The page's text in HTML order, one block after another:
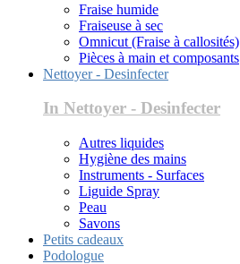
Fraise humide
Fraiseuse à sec
Omnicut (Fraise à callosités)
Pièces à main et composants
Nettoyer - Desinfecter
In Nettoyer - Desinfecter
Autres liquides
Hygiène des mains
Instruments - Surfaces
Liguide Spray
Peau
Savons
Petits cadeaux
Podologue